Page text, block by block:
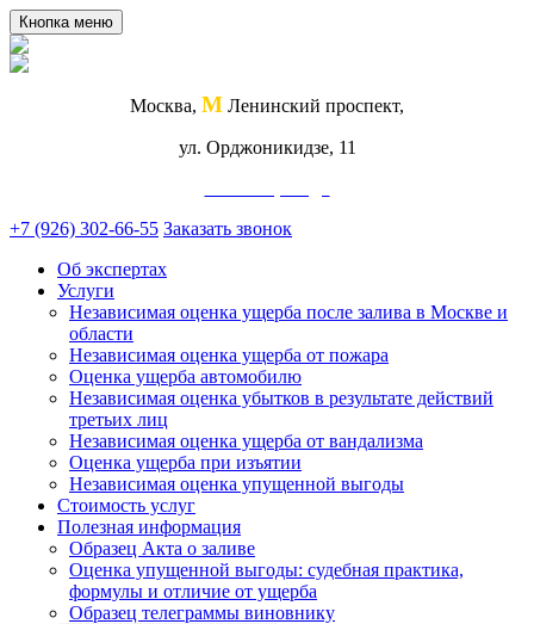
Кнопка меню
Москва, М Ленинский проспект,
ул. Орджоникидзе, 11
+7 (926) 302-66-55 Заказать звонок
Об экспертах
Услуги
Независимая оценка ущерба после залива в Москве и
области
Независимая оценка ущерба от пожара
Оценка ущерба автомобилю
Независимая оценка убытков в результате действий
третьих лиц
Независимая оценка ущерба от вандализма
Оценка ущерба при изъятии
Независимая оценка упущенной выгоды
Стоимость услуг
Полезная информация
Образец Акта о заливе
Оценка упущенной выгоды: судебная практика,
формулы и отличие от ущерба
Образец телеграммы виновнику